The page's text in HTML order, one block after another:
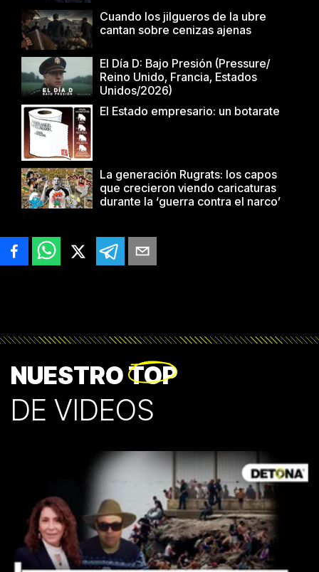
Cuando los jilgueros de la ubre
cantan sobre cenizas ajenas
El Día D: Bajo Presión (Pressure/
Reino Unido, Francia, Estados
Unidos/2026)
El Estado empresario: un botarate
La generación Rugrats: los capos
que crecieron viendo caricaturas
durante la ‘guerra contra el narco’
NUESTROTOP
DE VIDEOS